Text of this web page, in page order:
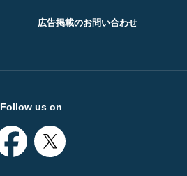
広告掲載のお問い合わせ
Follow us on